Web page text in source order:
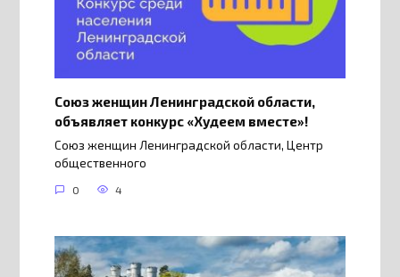
Союз женщин Ленинградской области,
объявляет конкурс «Худеем вместе»!
Союз женщин Ленинградской области, Центр
общественного
0 4